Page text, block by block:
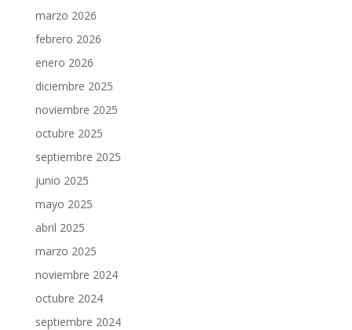
marzo 2026
febrero 2026
enero 2026
diciembre 2025
noviembre 2025
octubre 2025
septiembre 2025
junio 2025
mayo 2025
abril 2025
marzo 2025
noviembre 2024
octubre 2024
septiembre 2024